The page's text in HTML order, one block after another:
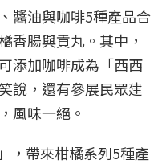
醬油與咖啡5種產品合
香腸與貢丸。其中，
添加咖啡成為「西西
說，還有參展民眾建
風味一絕。